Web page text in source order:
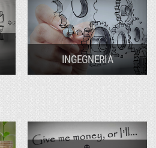
INGEGNERIA